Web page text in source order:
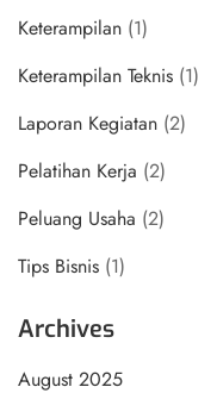
Keterampilan (1)
Keterampilan Teknis (1)
Laporan Kegiatan (2)
Pelatihan Kerja (2)
Peluang Usaha (2)
Tips Bisnis (1)
Archives
August 2025